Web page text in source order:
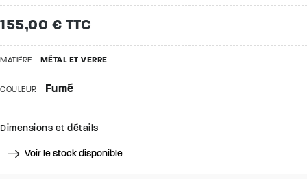
155,00 € TTC
MATIÈRE MÉTAL ET VERRE
COULEUR Fumé
Dimensions et détails
Voir le stock disponible